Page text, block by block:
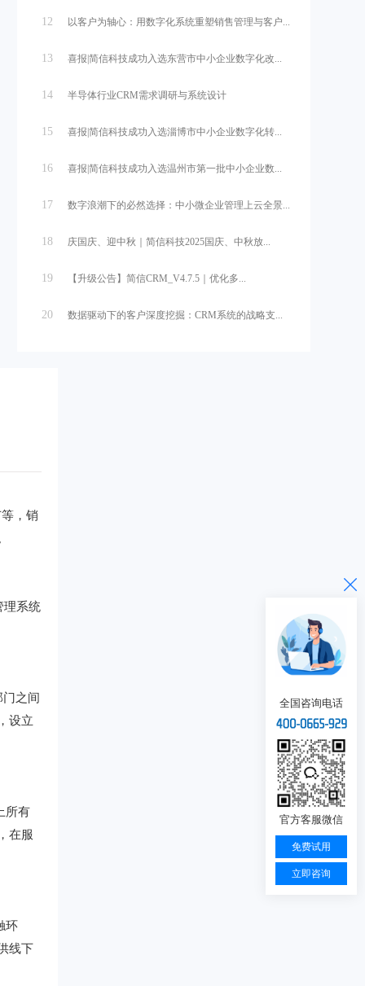
12 以客户为轴心：用数字化系统重塑销售管理与客户...
13 喜报|简信科技成功入选东营市中小企业数字化改...
14 半导体行业CRM需求调研与系统设计
15 喜报|简信科技成功入选淄博市中小企业数字化转...
16 喜报|简信科技成功入选温州市第一批中小企业数...
17 数字浪潮下的必然选择：中小微企业管理上云全景...
18 庆国庆、迎中秋｜简信科技2025国庆、中秋放...
19 【升级公告】简信CRM_V4.7.5｜优化多...
20 数据驱动下的客户深度挖掘：CRM系统的战略支...
，销
理系统
之间
设立
所有
在服
环
线下
全国咨询电话
官方客服微信
免费试用
立即咨询